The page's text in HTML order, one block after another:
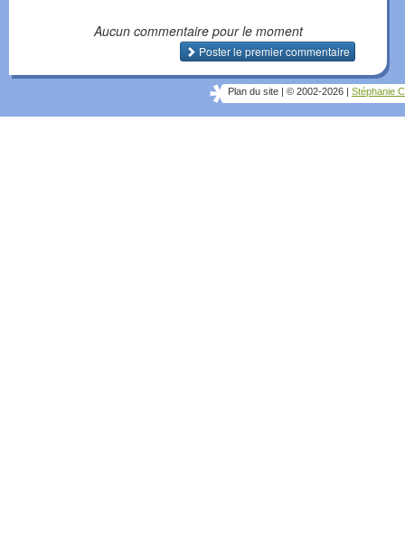
Aucun commentaire pour le moment
Poster le premier commentaire
Plan du site © 2002-2026 Stéphanie C